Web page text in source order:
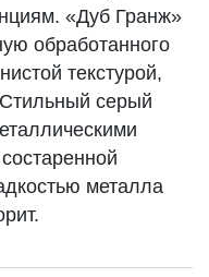
«Дуб Гранж»
обработанного
текстурой,
серый
металла